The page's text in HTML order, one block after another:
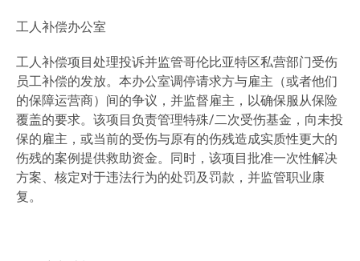
工人补偿办公室
工人补偿项目处理投诉并监管哥伦比亚特区私营部门受伤
员工补偿的发放。本办公室调停请求方与雇主（或者他们
的保障运营商）间的争议，并监督雇主，以确保服从保险
覆盖的要求。该项目负责管理特殊/二次受伤基金，向未投
保的雇主，或当前的受伤与原有的伤残造成实质性更大的
伤残的案例提供救助资金。同时，该项目批准一次性解决
方案、核定对于违法行为的处罚及罚款，并监管职业康
复。